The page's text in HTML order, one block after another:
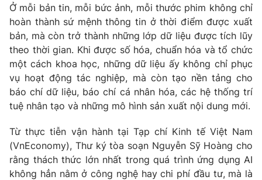
Ở mỗi bản tin, mỗi bức ảnh, mỗi thước phim không chỉ
hoàn thành sứ mệnh thông tin ở thời điểm được xuất
bản, mà còn trở thành những lớp dữ liệu được tích lũy
theo thời gian. Khi được số hóa, chuẩn hóa và tổ chức
một cách khoa học, những dữ liệu ấy không chỉ phục
vụ hoạt động tác nghiệp, mà còn tạo nền tảng cho
báo chí dữ liệu, báo chí cá nhân hóa, các hệ thống trí
tuệ nhân tạo và những mô hình sản xuất nội dung mới.
Từ thực tiễn vận hành tại Tạp chí Kinh tế Việt Nam
(VnEconomy), Thư ký tòa soạn Nguyễn Sỹ Hoàng cho
rằng thách thức lớn nhất trong quá trình ứng dụng AI
không hẳn nằm ở công nghệ hay chi phí đầu tư, mà là